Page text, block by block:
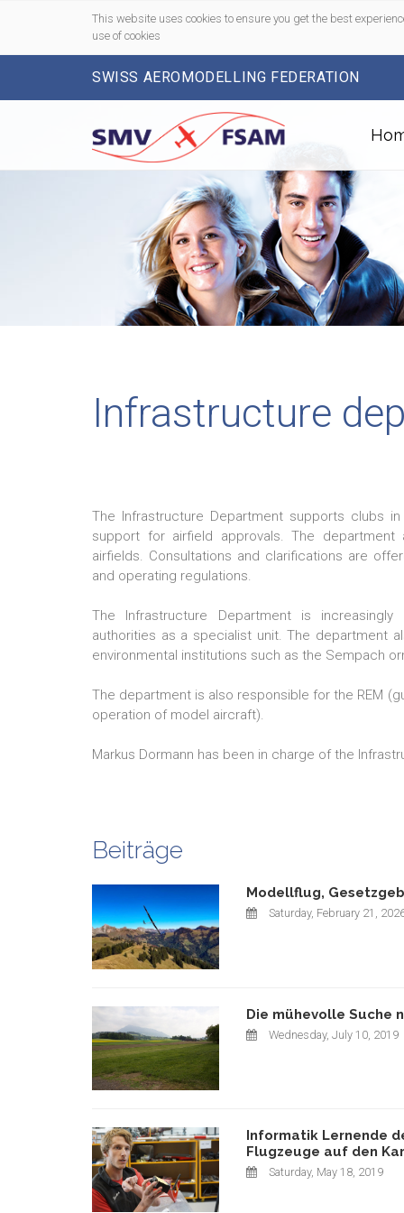
This website uses cookies to ensure you get the best
use of cookies
SWISS AEROMODELLING FEDERATION
Infrastructure
The Infrastructure Department supports clubs
support for airfield approvals. The
airfields. Consultations and clarifications are
and operating regulations.
The Infrastructure Department is
authorities as a specialist unit. The department
environmental institutions such as the Sempach
The department is also responsible for the REM
operation of model aircraft).
Markus Dormann has been in charge of the
Beiträge
Modellflug,
Saturday, February 21,
Die mühevolle Suche
Wednesday, July 10, 2019
Informatik Lernende
Flugzeuge auf den
Saturday, May 18, 2019